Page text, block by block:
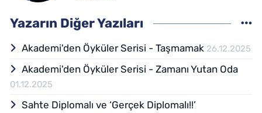
Araştırmaları Ana Bilim Dalı'nda tamamladı.
Halihazırda aynı üniversitenin Tarih
bölümünde doktora eğitimini sürdürmekte
[email protected]
Yazarın Diğer Yazıları
Akademi'den Öyküler Serisi - Taşmamak 26.12.2025
Akademi'den Öyküler Serisi - Zamanı Yutan Oda
01.12.2025
Sahte Diplomalı ve ‘Gerçek Diplomalı!!’